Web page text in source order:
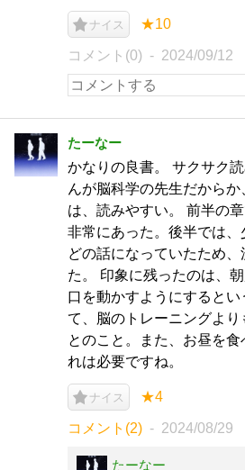
ナイス ★10
コメント(0) 2024/09/12
たーなー
かなりの良書。 サクサク
んが脳科学の先生だから
は、読みやすい。 前半の
非常にあった。後半では
どの話になっていたため
た。 印象に残ったのは、
口を動かすようにすると
て、脳のトレーニングよ
とのこと。また、お昼を
れは必要ですね。
ナイス ★4
コメント(2) 2024/08/29
たーなー